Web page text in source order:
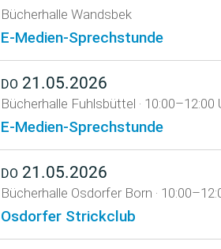
Bücherhalle Wandsbek
E-Medien-Sprechstunde
DO 21.05.2026
Bücherhalle Fuhlsbüttel · 10:00–12:00
E-Medien-Sprechstunde
DO 21.05.2026
Bücherhalle Osdorfer Born ·
Osdorfer Strickclub